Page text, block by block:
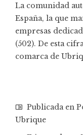
La comunidad
España, la que
empresas
(502). De esta
comarca de
Publicada en
Ubrique